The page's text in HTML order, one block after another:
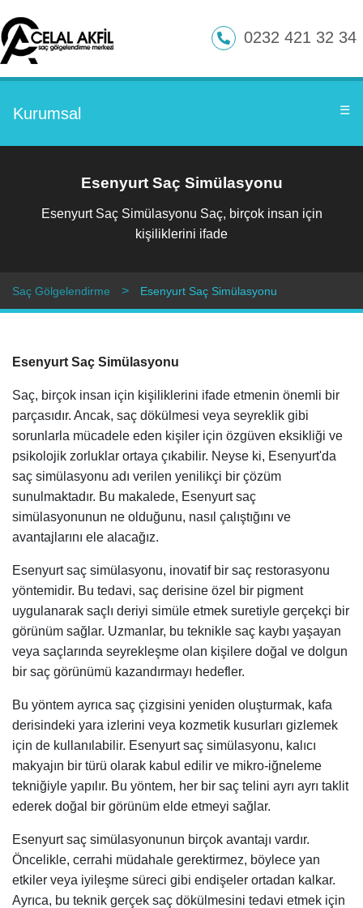
0232 421 32 34
Kurumsal ☰
Esenyurt Saç Simülasyonu
Esenyurt Saç Simülasyonu Saç, birçok insan için
kişiliklerini ifade
Saç Gölgelendirme Esenyurt Saç Simülasyonu
Esenyurt Saç Simülasyonu
Saç, birçok insan için kişiliklerini ifade etmenin önemli bir
parçasıdır. Ancak, saç dökülmesi veya seyreklik gibi
sorunlarla mücadele eden kişiler için özgüven eksikliği ve
psikolojik zorluklar ortaya çıkabilir. Neyse ki, Esenyurt'da
saç simülasyonu adı verilen yenilikçi bir çözüm
sunulmaktadır. Bu makalede, Esenyurt saç
simülasyonunun ne olduğunu, nasıl çalıştığını ve
avantajlarını ele alacağız.
Esenyurt saç simülasyonu, inovatif bir saç restorasyonu
yöntemidir. Bu tedavi, saç derisine özel bir pigment
uygulanarak saçlı deriyi simüle etmek suretiyle gerçekçi bir
görünüm sağlar. Uzmanlar, bu teknikle saç kaybı yaşayan
veya saçlarında seyrekleşme olan kişilere doğal ve dolgun
bir saç görünümü kazandırmayı hedefler.
Bu yöntem ayrıca saç çizgisini yeniden oluşturmak, kafa
derisindeki yara izlerini veya kozmetik kusurları gizlemek
için de kullanılabilir. Esenyurt saç simülasyonu, kalıcı
makyajın bir türü olarak kabul edilir ve mikro-iğneleme
tekniğiyle yapılır. Bu yöntem, her bir saç telini ayrı ayrı taklit
ederek doğal bir görünüm elde etmeyi sağlar.
Esenyurt saç simülasyonunun birçok avantajı vardır.
Öncelikle, cerrahi müdahale gerektirmez, böylece yan
etkiler veya iyileşme süreci gibi endişeler ortadan kalkar.
Ayrıca, bu teknik gerçek saç dökülmesini tedavi etmek için